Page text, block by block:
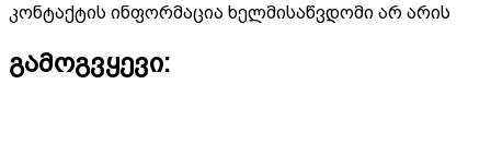
კონტაქტის ინფორმაცია ხელმისაწვდომი არ არის
გამოგვყევი: